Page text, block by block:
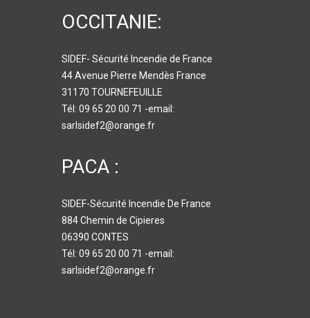
OCCITANIE:
SIDEF- Sécurité Incendie de France
44 Avenue Pierre Mendès France
31170 TOURNEFEUILLE
Tél: 09 65 20 00 71 -email:
sarlsidef2@orange.fr
PACA :
SIDEF-Sécurité Incendie De France
884 Chemin de Cipieres
06390 CONTES
Tél: 09 65 20 00 71 -email:
sarlsidef2@orange.fr